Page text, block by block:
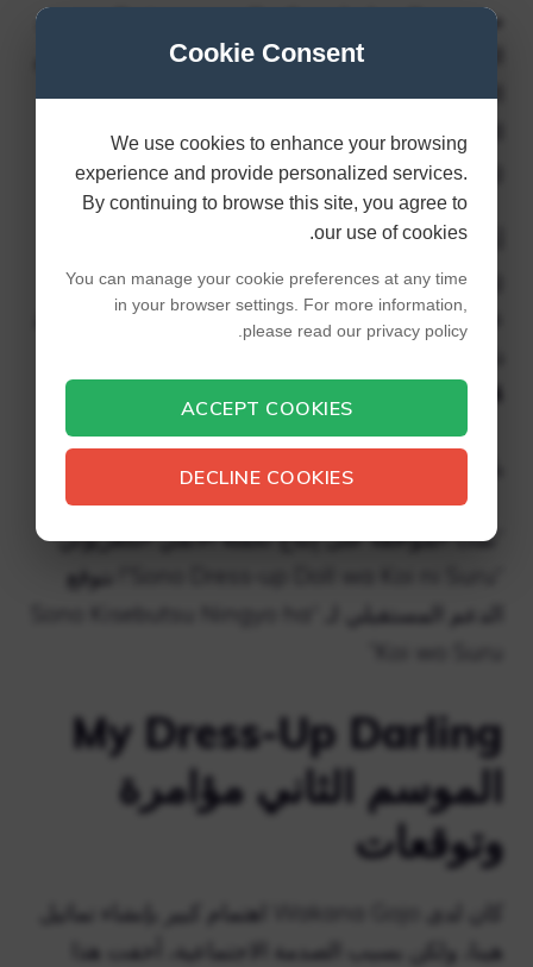
Cookie Consent
We use cookies to enhance your browsing
experience and provide personalized services.
By continuing to browse this site, you agree to
our use of cookies.
You can manage your cookie preferences at any time
in your browser settings. For more information,
please read our privacy policy.
ACCEPT COOKIES
DECLINE COOKIES
مع عودة المسلسل، يمكن للمعجبين توقع المزيد من
الكيمياء المحببة وعناصر الحبكة التي جعلت الموسم
الأول من المسلسل يحظى بشعبية كبيرة. ستستمر
Dress-Up Darling.
Dress-Up Darling قيد الإنتاج. ورغم عدم الكشف
عن أي تفاصيل أو معلومات إضافية حول الإصدار منذ
2024
بالإضافة إلى ذلك، يتضمن الإنتاج البيان التالي:
“تمت الموافقة على إنتاج تكملة الأنمي التلفزيوني
“Sono Dress-up Doll wa Koi ni Suru”! نتوقع
My Dress-Up Darling
الموسم الثاني مؤامرة
وتوقعات
كان لدى Wakana Gojo اهتمام كبير بإنشاء تماثيل
هينا، ولكن بسبب الصدمة الاجتماعية، أخفت هذا